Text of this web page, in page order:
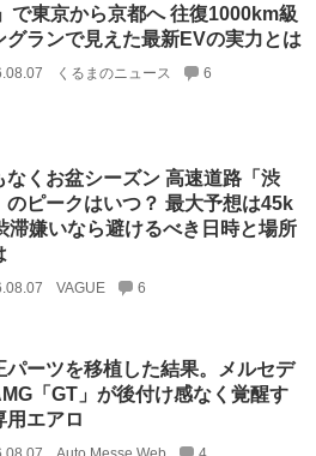
で東京から京都へ 往復1000km級
グランで見えた最新EVの実力とは
くるまのニュース 6
なくお盆シーズン 高速道路「渋
のピークはいつ？ 最大予想は45k
滞嫌いなら避けるべき日時と場所
VAGUE 6
パーツを移植した結果。メルセデ
「GT」が後付け感なく覚醒す
用エアロ